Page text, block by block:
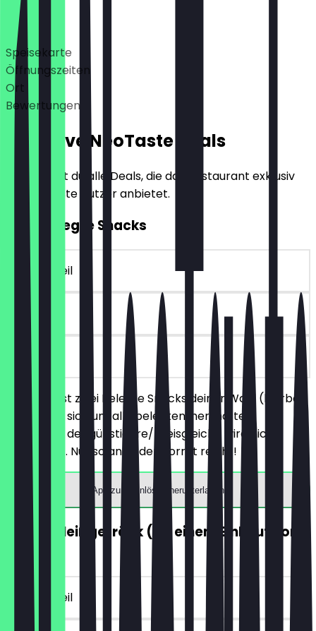
Deals
Speisekarte
Öffnungszeiten
Ort
Bewertungen
Exklusive NeoTaste Deals
Hier findest du alle Deals, die das Restaurant exklusiv
für NeoTaste Nutzer anbietet.
2für1 Belegte Snacks
~4 € Vorteil
30 Tage
vor Ort
Du bestellst zwei Belegte Snacks deiner Wahl (hierbei
handelt es sich um alle belegten, herzhaften
Produkte), der günstigere/preisgleiche wird nicht
berechnet. Nur solange der Vorrat reicht!
App zum Einlösen herunterladen
GRATIS Heißgetränk (ab einem Einkauf von
~4 € Vorteil